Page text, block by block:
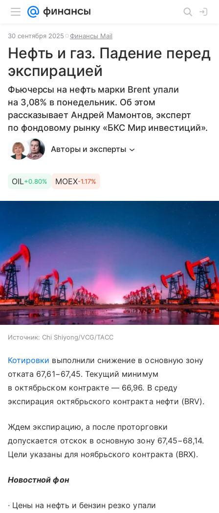
30 сентября 2025 Финансы Mail
Нефть и газ. Падение перед
экспирацией
Фьючерсы на нефть марки Brent упали
на 3,08% в понедельник. Об этом
рассказывает Андрей Мамонтов, эксперт
по фондовому рынку «БКС Мир инвестиций».
Авторы и эксперты
OIL+0.80% MOEX-1.17%
Источник: Chi Shiyong/VCG/ТАСС
Котировки выполнили снижение в основную зону
отката 67,61−67,45. Текущий минимум
в октябрьском контракте — 66,96. В среду
экспирация октябрьского контракта нефти (BRV).
Ждем экспирацию, а после проторговки
допускается отскок в основную зону 67,45−68,14.
Цели указаны для ноябрьского контракта (BRX).
Новостной фон
∙ Цены на нефть и бензин резко упали